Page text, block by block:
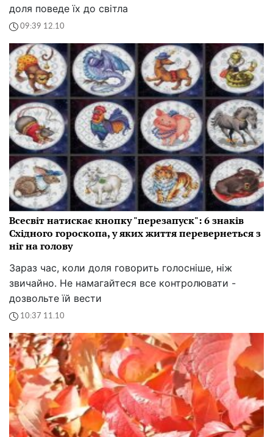
доля поведе їх до світла
09:39 12.10
Всесвіт натискає кнопку "перезапуск": 6 знаків
Східного гороскопа, у яких життя перевернеться з
ніг на голову
Зараз час, коли доля говорить голосніше, ніж
звичайно. Не намагайтеся все контролювати -
дозвольте їй вести
10:37 11.10